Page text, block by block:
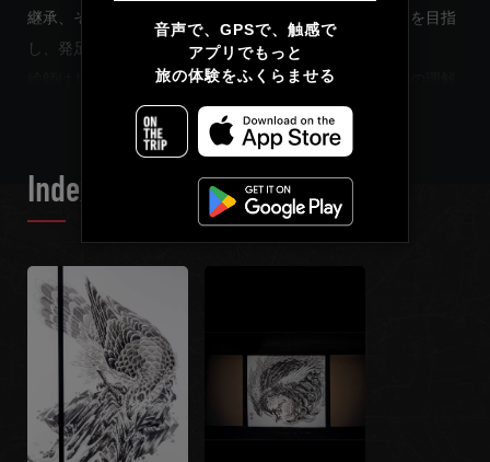
音声で、GPSで、触感で
アプリでもっと
旅の体験をふくらませる
継承、そして若手芸術家の育成と新たな遺産を残すことを目指
し、発足したプロジェクトです。
絵師はお寺での住み込み生活や修行の経験を重ね、禅への理解
を深めつつ、襖絵の構想・制作に挑みます。
絵師・村林由貴が描いた76面の襖絵「五輪之画」が奉納されま
本ガイドでは、絵師の言葉とともに、襖絵をめぐります。どう
ぞ心ゆくまで、ご覧ください。
READ MORE
Index List
简体中文
繁體中文
Français